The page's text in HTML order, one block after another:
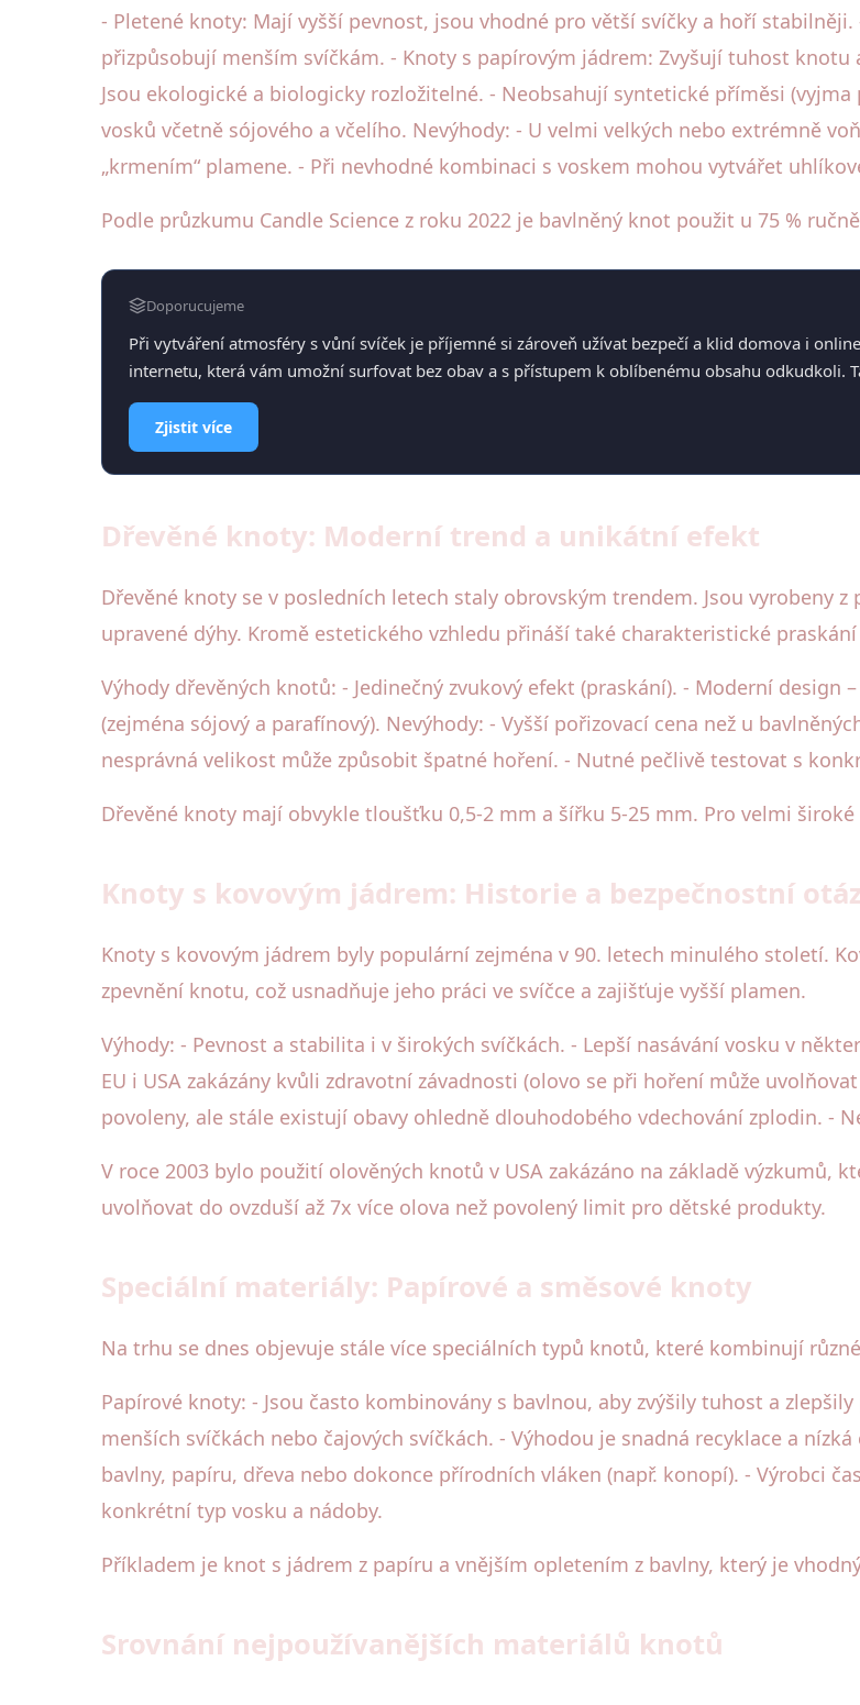
- Pletené knoty: Mají vyšší pevnost, jsou vhodné pro větší svíčky a hoří
přizpůsobují menším svíčkám. - Knoty s papírovým jádrem: Zvyšují tuhost
Jsou ekologické a biologicky rozložitelné. - Neobsahují syntetické příměsi
vosků včetně sójového a včelího. Nevýhody: - U velmi velkých nebo extrémně
„krmením“ plamene. - Při nevhodné kombinaci s voskem mohou vytvářet
Podle průzkumu Candle Science z roku 2022 je bavlněný knot použit u 75 %
Doporucujeme
Při vytváření atmosféry s vůní svíček je příjemné si zároveň užívat bezpečí a klid domova i
internetu, která vám umožní surfovat bez obav a s přístupem k oblíbenému obsahu odkudkoli.
Zjistit více
Dřevěné knoty: Moderní trend a unikátní efekt
Dřevěné knoty se v posledních letech staly obrovským trendem. Jsou vyrobeny
upravené dýhy. Kromě estetického vzhledu přináší také charakteristické
Výhody dřevěných knotů: - Jedinečný zvukový efekt (praskání). - Moderní design
(zejména sójový a parafínový). Nevýhody: - Vyšší pořizovací cena než u
nesprávná velikost může způsobit špatné hoření. - Nutné pečlivě testovat s
Dřevěné knoty mají obvykle tloušťku 0,5-2 mm a šířku 5-25 mm. Pro velmi
Knoty s kovovým jádrem: Historie a bezpečnostní
Knoty s kovovým jádrem byly populární zejména v 90. letech minulého století.
zpevnění knotu, což usnadňuje jeho práci ve svíčce a zajišťuje vyšší plamen.
Výhody: - Pevnost a stabilita i v širokých svíčkách. - Lepší nasávání vosku v
EU i USA zakázány kvůli zdravotní závadnosti (olovo se při hoření může
povoleny, ale stále existují obavy ohledně dlouhodobého vdechování zplodin. -
V roce 2003 bylo použití olověných knotů v USA zakázáno na základě výzkumů,
uvolňovat do ovzduší až 7x více olova než povolený limit pro dětské produkty.
Speciální materiály: Papírové a směsové knoty
Na trhu se dnes objevuje stále více speciálních typů knotů, které kombinují
Papírové knoty: - Jsou často kombinovány s bavlnou, aby zvýšily tuhost a
menších svíčkách nebo čajových svíčkách. - Výhodou je snadná recyklace a
bavlny, papíru, dřeva nebo dokonce přírodních vláken (např. konopí). - Výrobci
konkrétní typ vosku a nádoby.
Příkladem je knot s jádrem z papíru a vnějším opletením z bavlny, který je
Srovnání nejpoužívanějších materiálů knotů